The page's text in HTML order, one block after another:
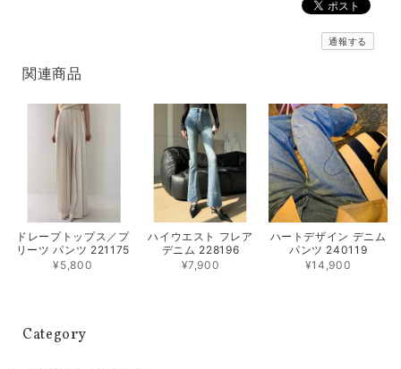
通報する
関連商品
ドレープトップス／プ
リーツ パンツ 221175
¥5,800
ハイウエスト フレア
デニム 228196
¥7,900
ハートデザイン デニム
パンツ 240119
¥14,900
Category